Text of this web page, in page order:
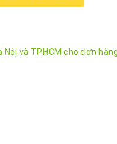
Nội và TP.HCM cho đơn